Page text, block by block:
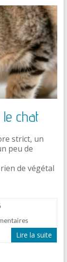
chat
strict, un
peu de
de végétal
Lire la suite